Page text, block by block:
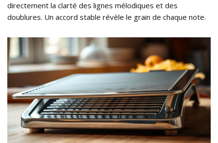
directement la clarté des lignes mélodiques et des
doublures. Un accord stable révèle le grain de chaque note.